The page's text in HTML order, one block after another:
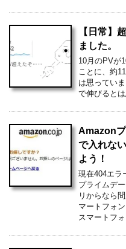
【日常】
ました。
10月のPVが
ことに、約
は思ってい
で伸びると
Amazon
で入れな
よう！
現在404エラ
プライムデ
リからなら
マートフォ
スマートフ